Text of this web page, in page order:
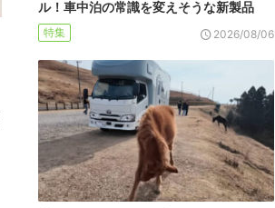
ル！車中泊の常識を変えそうな新製品
特集 2026/08/06